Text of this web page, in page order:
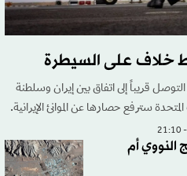
خلاف على السيطرة
قريباً إلى اتفاق بين إيران وسلطنة
سترفع حصارها عن الموانئ الإيرانية.
النووي أم